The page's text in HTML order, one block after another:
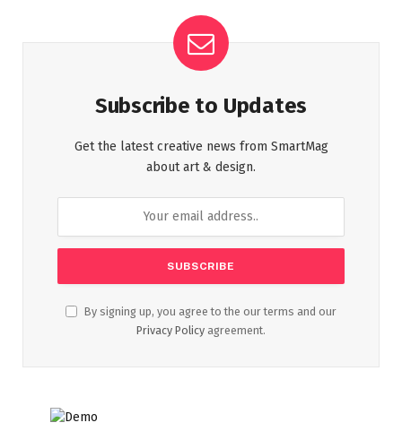
Subscribe to Updates
Get the latest creative news from SmartMag
about art & design.
By signing up, you agree to the our terms and our
Privacy Policy agreement.